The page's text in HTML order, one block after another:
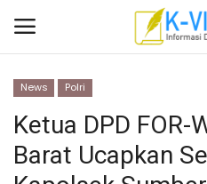
Beranda
News Polri
Ketua DPD FOR-
Barat Ucapkan